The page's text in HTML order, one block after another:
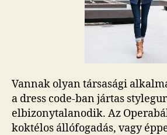
Vannak olyan társasági
a dress code-ban jártas
elbizonytalanodik. Az
koktélos állófogadás, vagy